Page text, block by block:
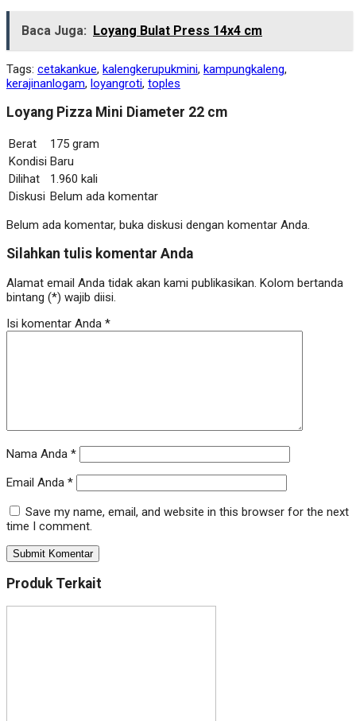
Baca Juga: Loyang Bulat Press 14x4 cm
Tags: cetakankue, kalengkerupukmini, kampungkaleng,
kerajinanlogam, loyangroti, toples
Loyang Pizza Mini Diameter 22 cm
Berat
175 gram
Kondisi Baru
Dilihat
1.960 kali
Diskusi Belum ada komentar
Belum ada komentar, buka diskusi dengan komentar Anda.
Silahkan tulis komentar Anda
Alamat email Anda tidak akan kami publikasikan. Kolom bertanda
bintang (*) wajib diisi.
Isi komentar Anda *
Nama Anda *
Email Anda *
Save my name, email, and website in this browser for the next
time I comment.
Produk Terkait